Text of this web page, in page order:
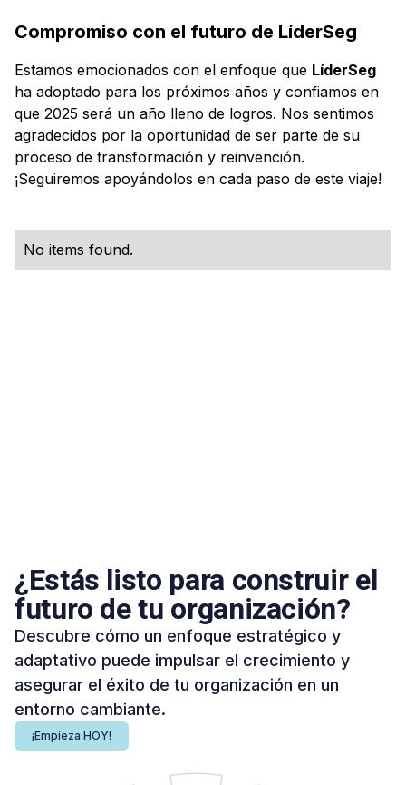
Compromiso con el futuro de LíderSeg
Estamos emocionados con el enfoque que LíderSeg
ha adoptado para los próximos años y confiamos en
que 2025 será un año lleno de logros. Nos sentimos
agradecidos por la oportunidad de ser parte de su
proceso de transformación y reinvención.
¡Seguiremos apoyándolos en cada paso de este viaje!
No items found.
¿Estás listo para construir el
futuro de tu organización?
Descubre cómo un enfoque estratégico y
adaptativo puede impulsar el crecimiento y
asegurar el éxito de tu organización en un
entorno cambiante.
¡Empieza HOY!